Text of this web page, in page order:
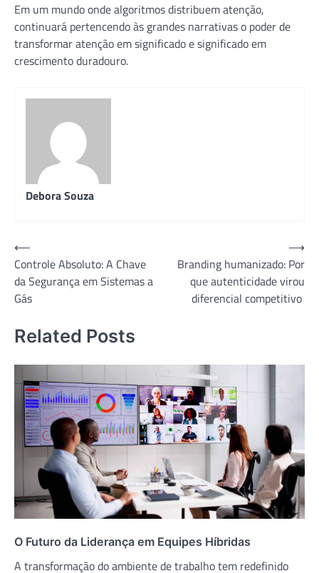
Em um mundo onde algoritmos distribuem atenção,
continuará pertencendo às grandes narrativas o poder de
transformar atenção em significado e significado em
crescimento duradouro.
Debora Souza
Navegação
de
Post
⟵
Controle Absoluto: A Chave
da Segurança em Sistemas a
Gás
Branding humanizado: Por
que autenticidade virou
diferencial competitivo
⟶
Related Posts
O Futuro da Liderança em Equipes Híbridas
A transformação do ambiente de trabalho tem redefinido